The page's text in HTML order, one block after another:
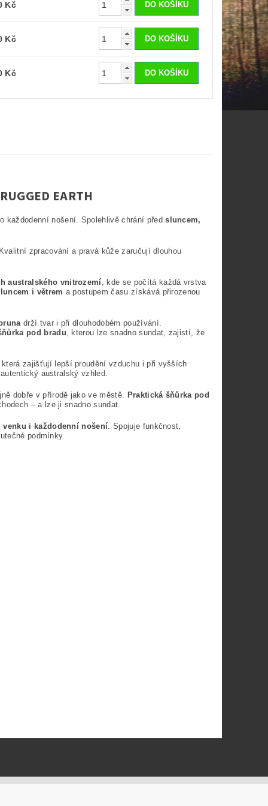
Kč
Kč
Kč
EARTH
každodenní nošení. Spolehlivě chrání před sluncem,
zpracování a pravá kůže zaručují dlouhou
australského vnitrozemí, kde se počítá každá vrstva
i větrem a postupem času získává přirozenou
drží tvar i při dlouhodobém používání.
pod bradu, kterou lze snadno sundat, zajistí, že
která zajišťují lepší proudění vzduchu i při vyšších
australský vzhled.
dobře v přírodě jako ve městě. Praktická šňůrka pod
– a lze ji snadno sundat.
i každodenní nošení. Spojuje funkčnost,
podmínky.